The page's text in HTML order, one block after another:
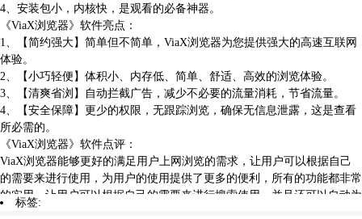
4、安装包小，内核快，是观看的必备神器。
《ViaX浏览器》软件亮点：
1、【简约强大】简单但不简单，ViaX浏览器为您提供强大的高速互联网
体验。
2、【小巧轻便】体积小、内存低、简单、舒适、高效的浏览体验。
3、【清爽省浏】自动拦截广告，减少不必要的流量消耗，节省流量。
4、【安全保障】更少的权限，无跟踪浏览，确保无信息泄露，这是查看
所必需的。
《ViaX浏览器》软件点评：
ViaX浏览器能够更好的满足用户上网浏览的需求，让用户可以根据自己
的需要来进行使用，为用户的使用提供了更多的便利，所有的功能都非常
的实用，让用户可以根据自己的需要来进行搜索使用，并且还可以自动为
用户拦截弹窗广告，让用户上网浏览更加轻松。
标签: